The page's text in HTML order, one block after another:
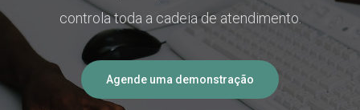
controla toda a cadeia de atendimento.
Agende uma demonstração